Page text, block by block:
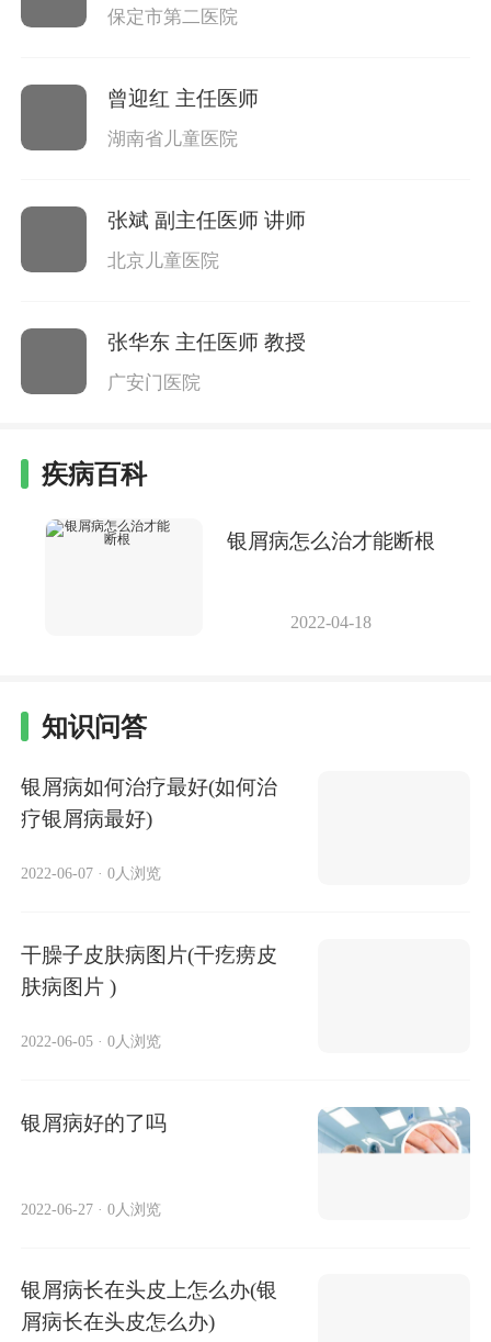
保定市第二医院
曾迎红 主任医师
湖南省儿童医院
张斌 副主任医师 讲师
北京儿童医院
张华东 主任医师 教授
广安门医院
疾病百科
银屑病怎么治才能断根
2022-04-18
知识问答
银屑病如何治疗最好(如何治
疗银屑病最好)
2022-06-07 · 0人浏览
干臊子皮肤病图片(干疙痨皮
肤病图片 )
2022-06-05 · 0人浏览
银屑病好的了吗
2022-06-27 · 0人浏览
银屑病长在头皮上怎么办(银
屑病长在头皮怎么办)